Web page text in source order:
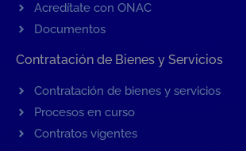
Acredítate con ONAC
Documentos
Contratación de Bienes y Servicios
Contratación de bienes y servicios
Procesos en curso
Contratos vigentes